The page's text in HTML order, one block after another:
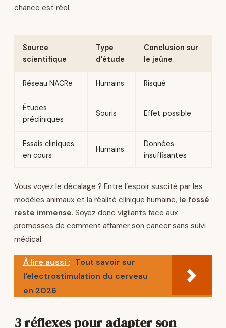
chance est réel.
Source
scientifique
Type
d’étude
Conclusion sur
le jeûne
Réseau NACRe Humains Risqué
Études
précliniques
Souris Effet possible
Essais cliniques
en cours
Humains
Données
insuffisantes
Vous voyez le décalage ? Entre l’espoir suscité par les
modèles animaux et la réalité clinique humaine, le fossé
reste immense. Soyez donc vigilants face aux
promesses de comment affamer son cancer sans suivi
médical.
À lire aussi : Tout savoir sur
l'electrostimulation du cerveau
en 2026
3 réflexes pour adapter son